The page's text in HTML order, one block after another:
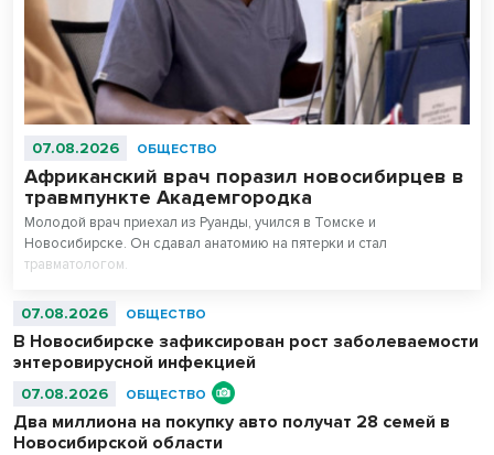
07.08.2026 ОБЩЕСТВО
Африканский врач поразил новосибирцев в
травмпункте Академгородка
Молодой врач приехал из Руанды, учился в Томске и
Новосибирске. Он сдавал анатомию на пятерки и стал
травматологом.
07.08.2026 ОБЩЕСТВО
В Новосибирске зафиксирован рост заболеваемости
энтеровирусной инфекцией
07.08.2026 ОБЩЕСТВО
Два миллиона на покупку авто получат 28 семей в
Новосибирской области